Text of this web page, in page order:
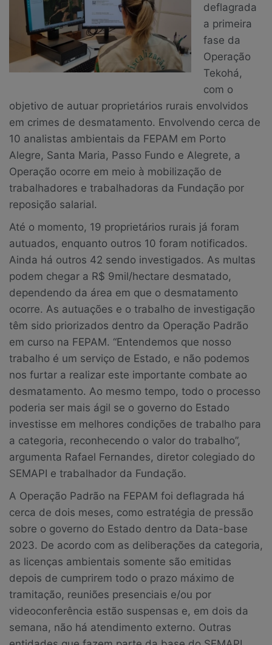
deflagrada
a primeira
fase da
Operação
Tekohá,
com o
objetivo de autuar proprietários rurais envolvidos
em crimes de desmatamento. Envolvendo cerca de
10 analistas ambientais da FEPAM em Porto
Alegre, Santa Maria, Passo Fundo e Alegrete, a
Operação ocorre em meio à mobilização de
trabalhadores e trabalhadoras da Fundação por
reposição salarial.
Até o momento, 19 proprietários rurais já foram
autuados, enquanto outros 10 foram notificados.
Ainda há outros 42 sendo investigados. As multas
podem chegar a R$ 9mil/hectare desmatado,
dependendo da área em que o desmatamento
ocorre. As autuações e o trabalho de investigação
têm sido priorizados dentro da Operação Padrão
em curso na FEPAM. “Entendemos que nosso
trabalho é um serviço de Estado, e não podemos
nos furtar a realizar este importante combate ao
desmatamento. Ao mesmo tempo, todo o processo
poderia ser mais ágil se o governo do Estado
investisse em melhores condições de trabalho para
a categoria, reconhecendo o valor do trabalho”,
argumenta Rafael Fernandes, diretor colegiado do
SEMAPI e trabalhador da Fundação.
A Operação Padrão na FEPAM foi deflagrada há
cerca de dois meses, como estratégia de pressão
sobre o governo do Estado dentro da Data-base
2023. De acordo com as deliberações da categoria,
as licenças ambientais somente são emitidas
depois de cumprirem todo o prazo máximo de
tramitação, reuniões presenciais e/ou por
videoconferência estão suspensas e, em dois da
semana, não há atendimento externo. Outras